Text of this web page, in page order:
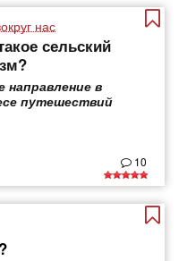
нас
сельский
направление в
путешествий
10